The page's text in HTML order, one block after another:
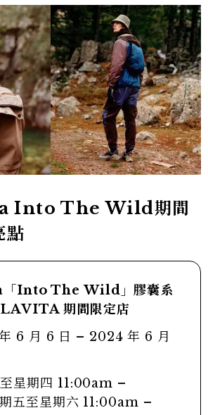
Into The Wild期間
點
Into The Wild」膠囊系
期間限定店
6 月 6 日 – 2024 年 6 月
星期四 11:00am –
五至星期六 11:00am –